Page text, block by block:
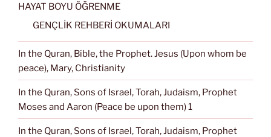
HAYAT BOYU ÖĞRENME
GENÇLİK REHBERİ OKUMALARI
In the Quran, Bible, the Prophet. Jesus (Upon whom be
peace), Mary, Christianity
In the Quran, Sons of Israel, Torah, Judaism, Prophet
Moses and Aaron (Peace be upon them) 1
In the Quran, Sons of Israel, Torah, Judaism, Prophet